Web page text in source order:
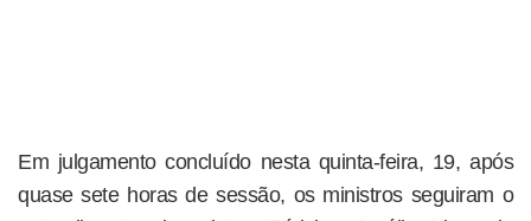
Em julgamento concluído nesta quinta-feira, 19, após
quase sete horas de sessão, os ministros seguiram o